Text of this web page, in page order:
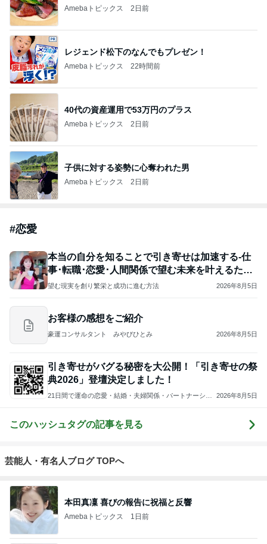
Amebaトピックス 2日前
レジェンド松下のなんでもプレゼン！
Amebaトピックス 22時間前
40代の資産運用で53万円のプラス
Amebaトピックス 2日前
子供に対する姿勢に心奪われた男
Amebaトピックス 2日前
#恋愛
本当の自分を知ることで引き寄せは加速する-仕
事･転職･恋愛･人間関係で望む未来を叶えるため
に
望む現実を創り繁栄と成功に進む方法 2026年8月5日
お客様の感想をご紹介
豪運コンサルタント みやびひとみ 2026年8月5日
引き寄せがバグる秘密を大公開！「引き寄せの祭
典2026」登壇決定しました！
21日間で運命の恋愛・結婚・夫婦関係・パートナーシッ
2026年8月5日
このハッシュタグの記事を見る
芸能人・有名人ブログ TOPへ
本田真凜 喜びの報告に祝福と反響
Amebaトピックス 1日前